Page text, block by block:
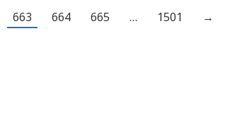
тәуелсіздікке қол
663 664 665 … 1501 →